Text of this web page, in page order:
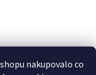
nakupovalo co